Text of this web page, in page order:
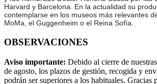
Harvard y Barcelona. En la actualidad su
contemplarse en los museos más relevantes
MoMa, el Guggenheim o el Reina Sofía.
OBSERVACIONES
Aviso importante: Debido al cierre de
de agosto, los plazos de gestión, recogida y
podrán ser superiores a los habituales. Gracias